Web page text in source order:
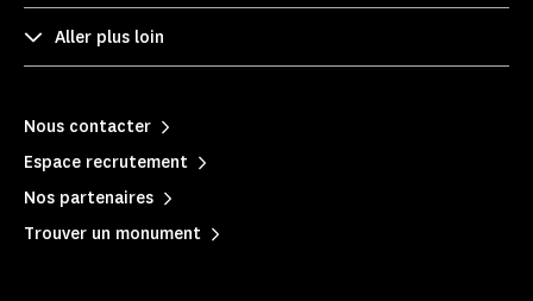
Aller plus loin
Nous contacter
Espace recrutement
Nos partenaires
Trouver un monument